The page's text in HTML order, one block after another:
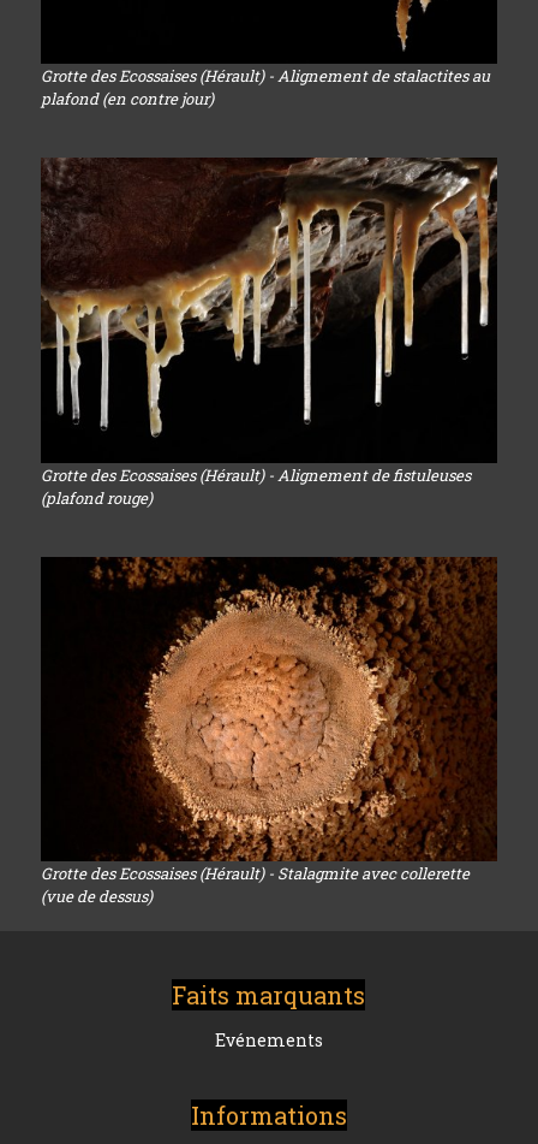
Grotte des Ecossaises (Hérault) - Alignement de stalactites au
plafond (en contre jour)
Grotte des Ecossaises (Hérault) - Alignement de fistuleuses
(plafond rouge)
Grotte des Ecossaises (Hérault) - Stalagmite avec collerette
(vue de dessus)
Faits marquants
Evénements
Informations